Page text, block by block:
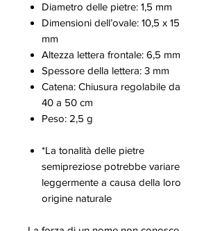
Diametro delle pietre: 1,5 mm
Dimensioni dell’ovale: 10,5 x 15
mm
Altezza lettera frontale: 6,5 mm
Spessore della lettera: 3 mm
Catena: Chiusura regolabile da
40 a 50 cm
Peso: 2,5 g
*La tonalità delle pietre
semipreziose potrebbe variare
leggermente a causa della loro
origine naturale